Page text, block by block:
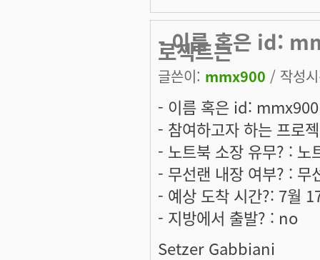
- 이름 혹은 id:
로젝트는
글쓴이: mmx900 / 작성
- 이름 혹은 id:
- 참여하고자 하는 프로
- 노트북 소장 유무? : 노
- 무선랜 내장 여부? : 무
- 예상 도착 시간?: 7월
- 지방에서 출발? : no
Setzer Gabbiani